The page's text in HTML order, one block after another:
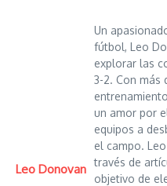
Leo Donovan
Un
fútbol, Leo
explorar las
3-2. Con más
un amor por
equipos a
el campo.
través de
objetivo de